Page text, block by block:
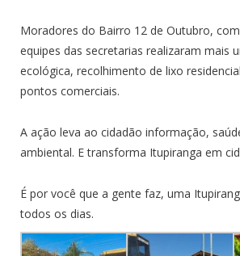
Moradores do Bairro 12 de Outubro,
equipes das secretarias realizaram mais
ecológica, recolhimento de lixo
pontos comerciais.
A ação leva ao cidadão informação,
ambiental. E transforma Itupiranga em
É por você que a gente faz, uma
todos os dias.